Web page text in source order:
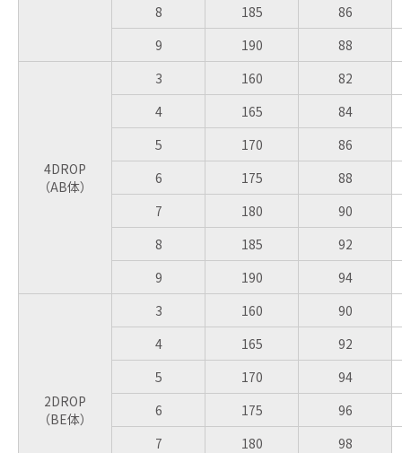
8
185
86
9
190 88
4DROP
（AB体）
3 160
82
4
165
84
5
170
86
6
175
88
7
180
90
8
185
92
9
190 94
2DROP
（BE体）
3 160
90
4
165
92
5
170
94
6
175
96
7
180 98